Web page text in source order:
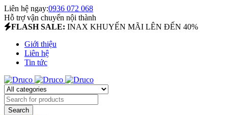
Liên hệ ngay:0936 072 068
Hỗ trợ vận chuyển nội thành
FLASH SALE: INAX KHUYẾN MÃI LÊN ĐẾN 40%
Giới thiệu
Liên hệ
Tin tức